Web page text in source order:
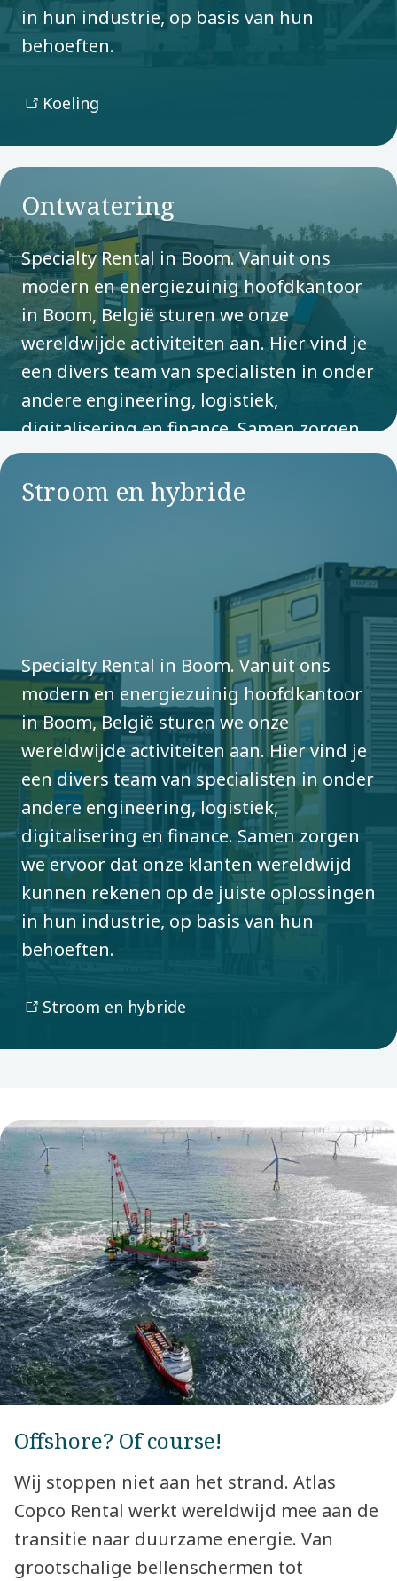
in hun industrie, op basis van hun
behoeften.
Koeling
Ontwatering
Specialty Rental in Boom. Vanuit ons
modern en energiezuinig hoofdkantoor
in Boom, België sturen we onze
wereldwijde activiteiten aan. Hier vind je
een divers team van specialisten in onder
andere engineering, logistiek,
digitalisering en finance. Samen zorgen
we ervoor dat onze klanten wereldwijd
kunnen rekenen op de juiste oplossingen
in hun industrie, op basis van hun
Stroom en hybride
Specialty Rental in Boom. Vanuit ons
modern en energiezuinig hoofdkantoor
in Boom, België sturen we onze
wereldwijde activiteiten aan. Hier vind je
een divers team van specialisten in onder
andere engineering, logistiek,
digitalisering en finance. Samen zorgen
we ervoor dat onze klanten wereldwijd
kunnen rekenen op de juiste oplossingen
in hun industrie, op basis van hun
behoeften.
Stroom en hybride
Specialty Rental in Boom. Vanuit ons
modern en energiezuinig hoofdkantoor
in Boom, België sturen we onze
wereldwijde activiteiten aan. Hier vind je
een divers team van specialisten in onder
andere engineering, logistiek,
digitalisering en finance. Samen zorgen
we ervoor dat onze klanten wereldwijd
kunnen rekenen op de juiste oplossingen
behoeften.
Offshore? Of course!
Wij stoppen niet aan het strand. Atlas
Copco Rental werkt wereldwijd mee aan de
transitie naar duurzame energie. Van
grootschalige bellenschermen tot